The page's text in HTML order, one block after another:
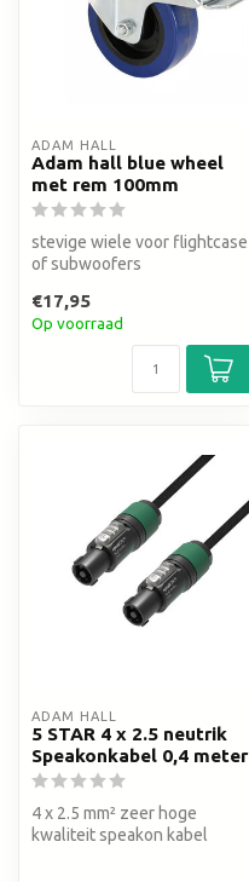
ADAM HALL
Adam hall blue wheel
met rem 100mm
stevige wiele voor flightcase
of subwoofers
€17,95
Op voorraad
ADAM HALL
5 STAR 4 x 2.5 neutrik
Speakonkabel 0,4 meter
4 x 2.5 mm² zeer hoge
kwaliteit speakon kabel